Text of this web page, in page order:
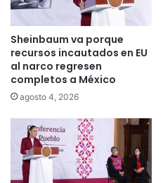
Sheinbaum va porque
recursos incautados en EU
al narco regresen
completos a México
agosto 4, 2026